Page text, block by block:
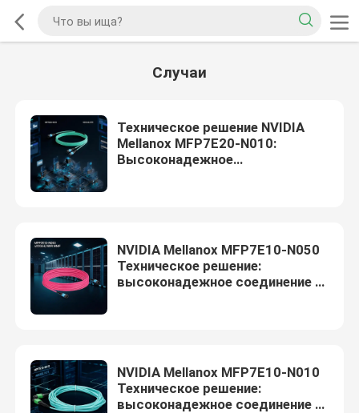
Случаи
Техническое решение NVIDIA
Mellanox MFP7E20-N010:
Высоконадежное
NVIDIA Mellanox MFP7E10-N050
Техническое решение:
высоконадежное соединение и
NVIDIA Mellanox MFP7E10-N010
Техническое решение:
высоконадежное соединение и